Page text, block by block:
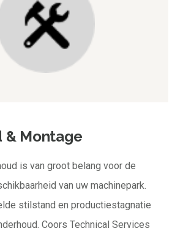
& Montage
is van groot belang voor de
van uw machinepark.
stilstand en productiestagnatie
Coors Technical Services